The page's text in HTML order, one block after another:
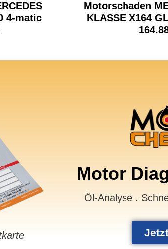
4-matic
Motorschaden
KLASSE X164
Motor
Öl-Analyse .